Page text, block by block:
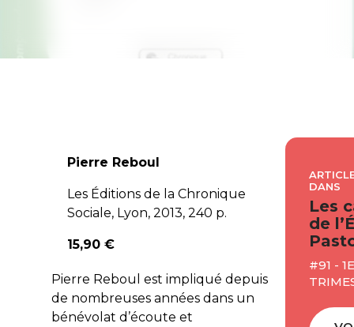
Pierre Reboul
Les Éditions de la Chronique
Sociale, Lyon, 2013, 240 p.
15,90 €
Pierre Reboul est impliqué depuis
de nombreuses années dans un
bénévolat d’écoute et
DANS
Les
de
#91 -